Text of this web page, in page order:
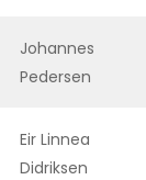
Johannes
Pedersen
Eir Linnea
Didriksen